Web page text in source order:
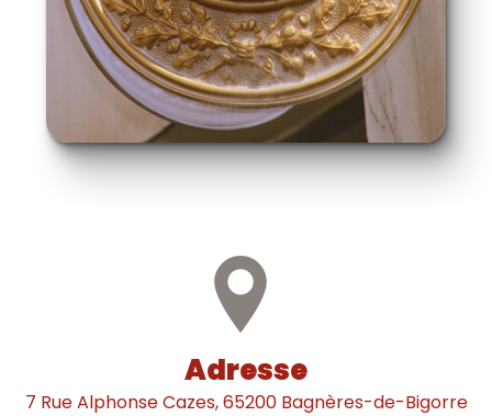
Adresse
7 Rue Alphonse Cazes, 65200 Bagnères-de-Bigorre